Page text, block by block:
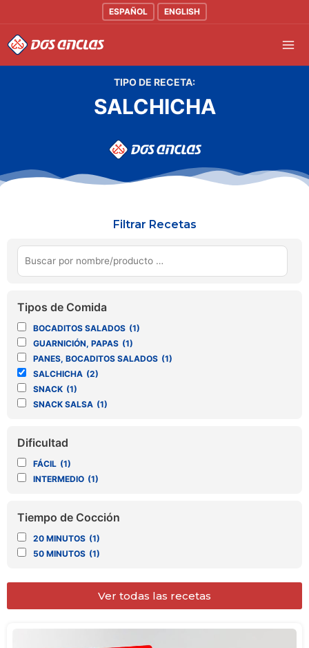
contenido
ESPAÑOL ENGLISH
TIPO DE RECETA:
SALCHICHA
Filtrar Recetas
Tipos de Comida
BOCADITOS SALADOS (1)
GUARNICIÓN, PAPAS (1)
PANES, BOCADITOS SALADOS (1)
SALCHICHA (2)
SNACK (1)
SNACK SALSA (1)
Dificultad
FÁCIL (1)
INTERMEDIO (1)
Tiempo de Cocción
20 MINUTOS (1)
50 MINUTOS (1)
Ver todas las recetas